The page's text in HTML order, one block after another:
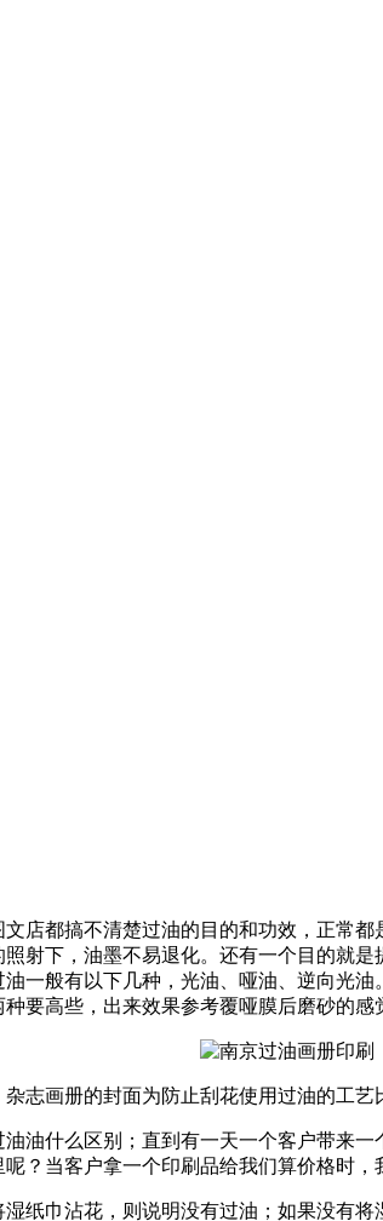
店都搞不清楚过油的目的和功效，正常
射下，油墨不易退化。还有一个目的就
一般有以下几种，光油、哑油、逆向光
要高些，出来效果参考覆哑膜后磨砂的
志画册的封面为防止刮花使用过油的工艺
油什么区别；直到有一天一个客户带来
？当客户拿一个印刷品给我们算价格时，
纸巾沾花，则说明没有过油；如果没有将